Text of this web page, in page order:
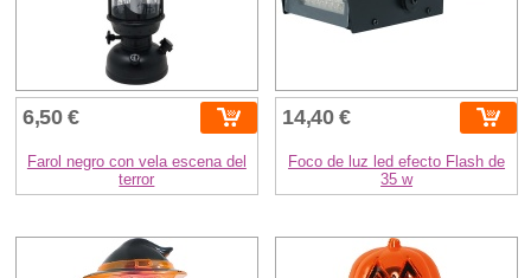
6,50 €
Farol negro con vela escena del
terror
14,40 €
Foco de luz led efecto Flash de
35 w